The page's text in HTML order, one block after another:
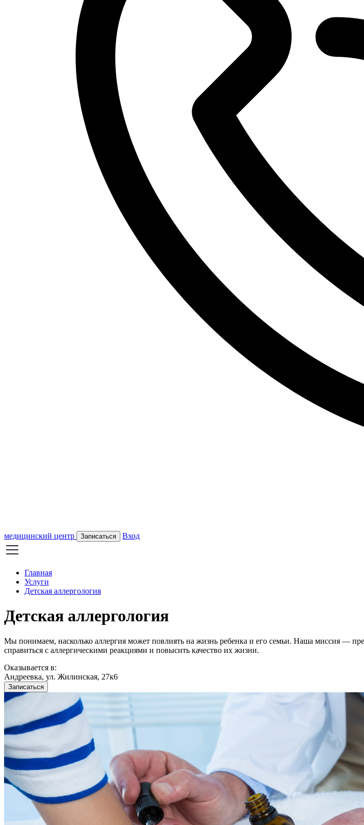
медицинский центр Записаться Вход
Главная
Услуги
Детская аллергология
Детская аллергология
Мы понимаем, насколько аллергия может повлиять на жизнь ребенка и его семьи. Наша миссия —
справиться с аллергическими реакциями и повысить качество их жизни.
Оказывается в:
Андреевка, ул. Жилинская, 27к6
Записаться